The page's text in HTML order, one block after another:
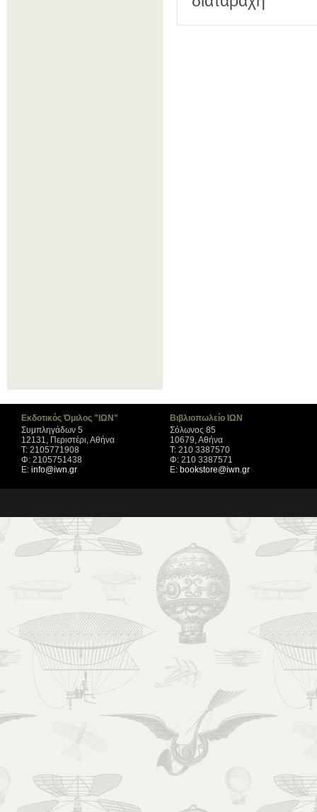
Εκδοτικός Όμιλος "ΙΩΝ"
Συμπληγάδων 5
12131, Περιστέρι, Αθήνα
Τ: 2105771908
Φ: 2105751438
Ε: info@iwn.gr
Βιβλιοπωλείο ΙΩΝ
Σόλωνος 85
10679, Αθήνα
Τ: 210 3387570
Φ: 210 3387571
Ε: bookstore@iwn.gr